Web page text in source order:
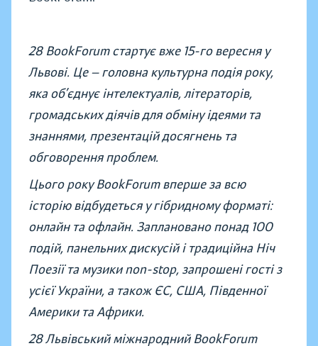
28 BookForum стартує вже 15-го вересня у
Львові. Це — головна культурна подія року,
яка об’єднує інтелектуалів, літераторів,
громадських діячів для обміну ідеями та
знаннями, презентацій досягнень та
обговорення проблем.
Цього року BookForum вперше за всю
історію відбудеться у гібридному форматі:
онлайн та офлайн. Заплановано понад 100
подій, панельних дискусій і традиційна Ніч
Поезії та музики non-stop, запрошені гості з
усієї України, а також ЄС, США, Південної
Америки та Африки.
28 Львівський міжнародний BookForum